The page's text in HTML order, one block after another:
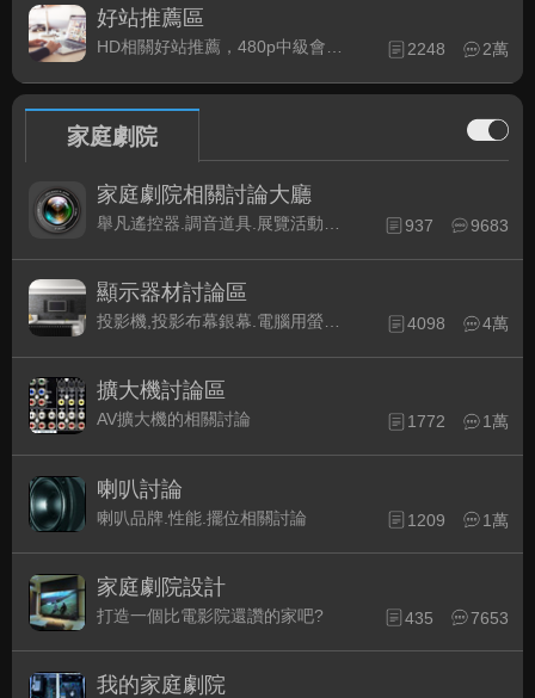
好站推薦區
HD相關好站推薦，480p中級會員以上限定 2248 2萬
家庭劇院
家庭劇院相關討論大廳
937 9683
顯示器材討論區
4098 4萬
擴大機討論區
AV擴大機的相關討論 1772 1萬
喇叭討論
喇叭品牌.性能.擺位相關討論 1209 1萬
家庭劇院設計
打造一個比電影院還讚的家吧? 435 7653
我的家庭劇院